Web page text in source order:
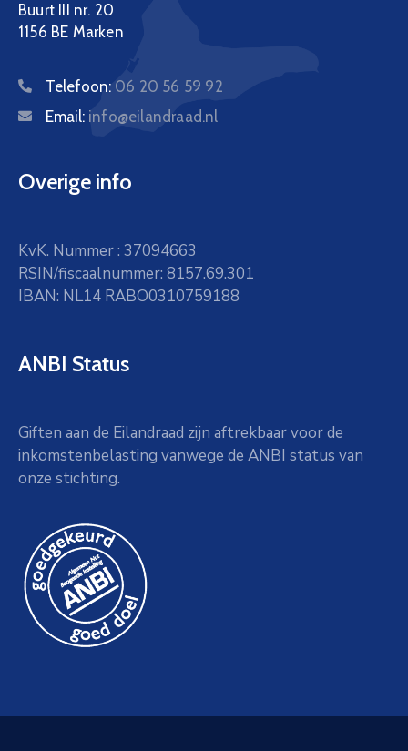
Buurt III nr. 20
1156 BE Marken
Telefoon: 06 20 56 59 92
Email: info@eilandraad.nl
Overige info
KvK. Nummer : 37094663
RSIN/fiscaalnummer: 8157.69.301
IBAN: NL14 RABO0310759188
ANBI Status
Giften aan de Eilandraad zijn aftrekbaar voor de
inkomstenbelasting vanwege de ANBI status van
onze stichting.